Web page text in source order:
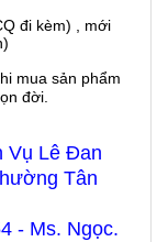
đi kèm) , mới
mua sản phẩm
đời.
Vụ Lê Đan
Tân
- Ms. Ngọc.